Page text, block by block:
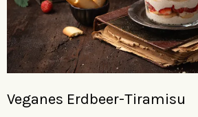
Veganes Erdbeer-Tiramisu